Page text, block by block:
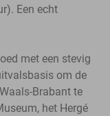
Een echt
met een stevig
om de
Brabant te
het Hergé